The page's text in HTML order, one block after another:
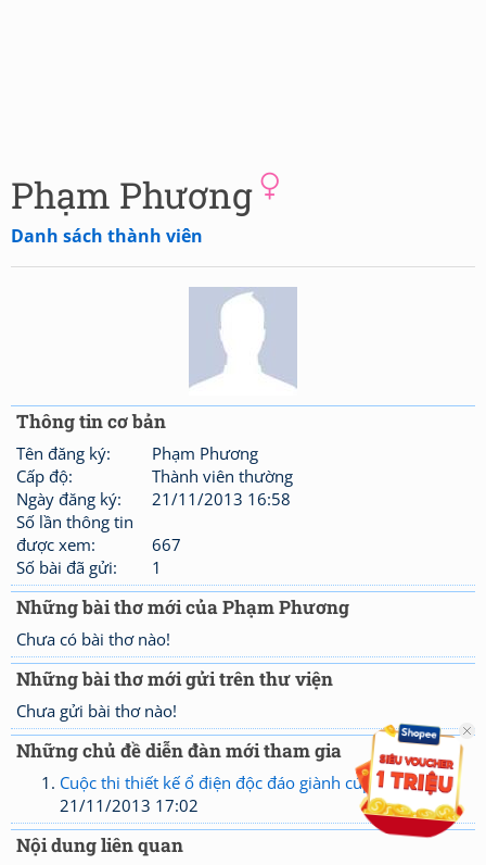
Phạm Phương
Danh sách thành viên
Thông tin cơ bản
Tên đăng ký:
Phạm Phương
Cấp độ:
Thành viên thường
Ngày đăng ký:
21/11/2013 16:58
Số lần thông tin
được xem:
667
Số bài đã gửi:
1
Những bài thơ mới của Phạm Phương
Chưa có bài thơ nào!
Những bài thơ mới gửi trên thư viện
Chưa gửi bài thơ nào!
Những chủ đề diễn đàn mới tham gia
Cuộc thi thiết kế ổ điện độc đáo giành cúp Huntkey.
21/11/2013 17:02
Nội dung liên quan